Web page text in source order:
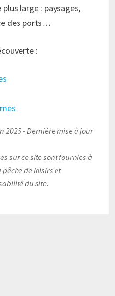
large : paysages,
des ports…
:
2025 - Dernière mise à jour
sur ce site sont fournies à
de loisirs et
du site.